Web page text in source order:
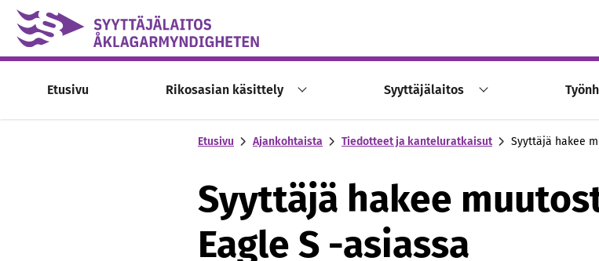
Skip to content -saavutettavuusohje
Etusivu Rikosasian käsittely Syyttäjälaitos
Etusivu Ajankohtaista Tiedotteet ja kanteluratkaisut Syyttäjä hakee
Syyttäjä hakee
Eagle S -asiassa